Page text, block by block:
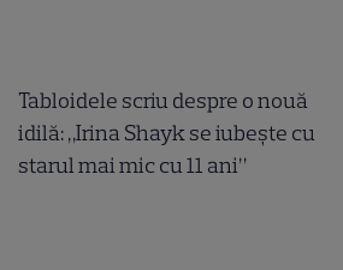
Tabloidele scriu despre o nouă
idilă: „Irina Shayk se iubește cu
starul mai mic cu 11 ani”